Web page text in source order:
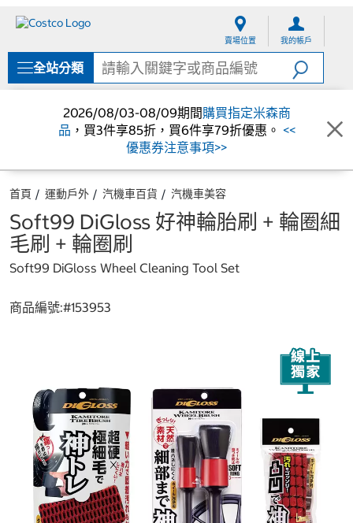
單
賣場位置 我的帳戶
全站分類
2026/08/03-08/09期間購買指定米森商
品 ，買3件享85折，買6件享79折優惠。 <<
優惠券注意事項>>
首頁 運動戶外 汽機車百貨 汽機車美容
Soft99 DiGloss 好神輪胎刷 + 輪圈細
毛刷 + 輪圈刷
Soft99 DiGloss Wheel Cleaning Tool Set
商品編號:#153953